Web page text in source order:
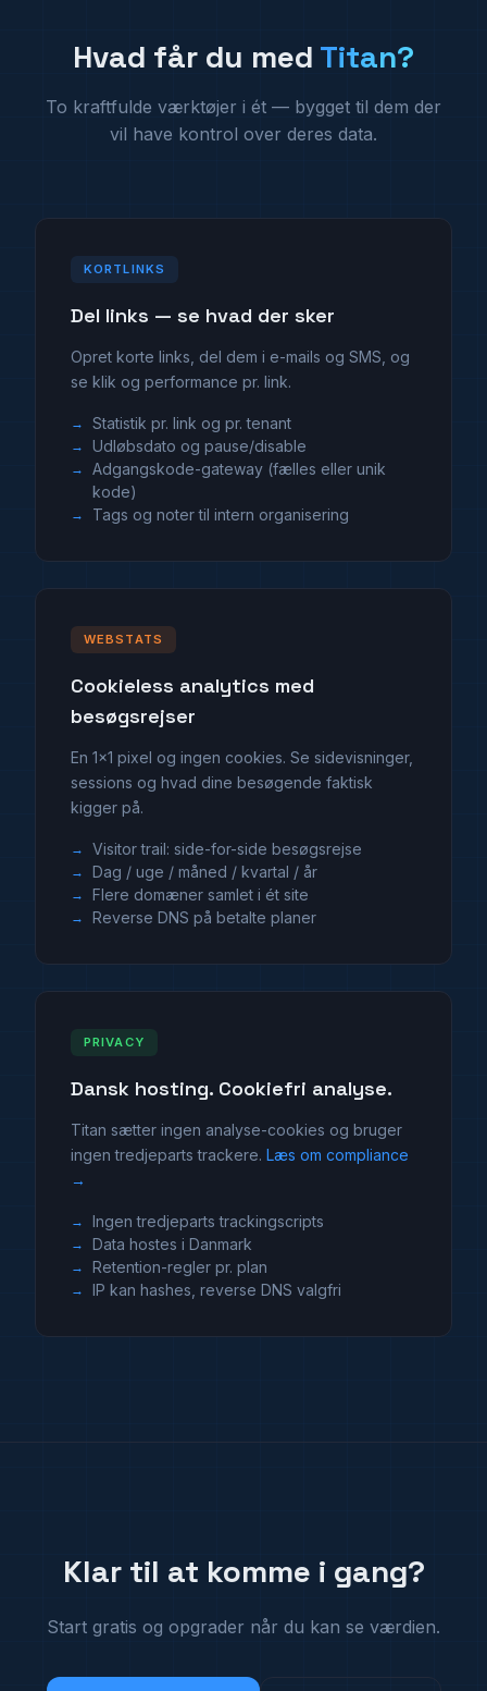
Hvad får du med Titan?
To kraftfulde værktøjer i ét — bygget til dem der
vil have kontrol over deres data.
KORTLINKS
Del links — se hvad der sker
Opret korte links, del dem i e-mails og SMS, og
se klik og performance pr. link.
Statistik pr. link og pr. tenant
Udløbsdato og pause/disable
Adgangskode-gateway (fælles eller unik
kode)
Tags og noter til intern organisering
WEBSTATS
Cookieless analytics med
besøgsrejser
En 1×1 pixel og ingen cookies. Se sidevisninger,
sessions og hvad dine besøgende faktisk
kigger på.
Visitor trail: side-for-side besøgsrejse
Dag / uge / måned / kvartal / år
Flere domæner samlet i ét site
Reverse DNS på betalte planer
PRIVACY
Dansk hosting. Cookiefri analyse.
Titan sætter ingen analyse-cookies og bruger
ingen tredjeparts trackere. Læs om compliance
→
Ingen tredjeparts trackingscripts
Data hostes i Danmark
Retention-regler pr. plan
IP kan hashes, reverse DNS valgfri
Klar til at komme i gang?
Start gratis og opgrader når du kan se værdien.